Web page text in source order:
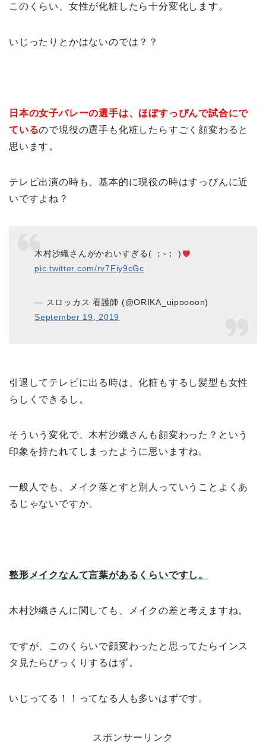
このくらい、女性が化粧したら十分変化します。
いじったりとかはないのでは？？
日本の女子バレーの選手は、ほぼすっぴんで試合にで
ているので現役の選手も化粧したらすごく顔変わると
思います。
テレビ出演の時も、基本的に現役の時はすっぴんに近
いですよね？
木村沙織さんがかわいすぎる( ；ᵕ； )
pic.twitter.com/rv7Fiy9cGc
— スロッカス 看護師 (@ORIKA_uipoooon)
September 19, 2019
引退してテレビに出る時は、化粧もするし髪型も女性
らしくできるし。
そういう変化で、木村沙織さんも顔変わった？という
印象を持たれてしまったように思いますね。
一般人でも、メイク落とすと別人っていうことよくあ
るじゃないですか。
整形メイクなんて言葉があるくらいですし。
木村沙織さんに関しても、メイクの差と考えますね。
ですが、このくらいで顔変わったと思ってたらインス
タ見たらびっくりするはず。
いじってる！！ってなる人も多いはずです。
スポンサーリンク